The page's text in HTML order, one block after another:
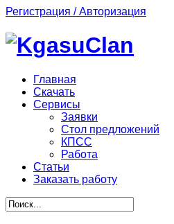
Регистрация / Авторизация
Главная
Скачать
Сервисы
Заявки
Стол предложений
КПСС
Работа
Статьи
Заказать работу